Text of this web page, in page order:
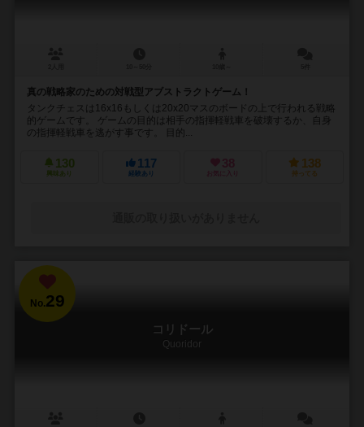
真の戦略家のための対戦型アブストラクトゲーム！
タンクチェスは16x16もしくは20x20マスのボードの上で行われる戦略
的ゲームです。 ゲームの目的は相手の指揮軽戦車を破壊するか、自身
の指揮軽戦車を逃がす事です。 目的...
130
興味あり
117
経験あり
38
お気に入り
138
持ってる
No.29
コリドール
Quoridor